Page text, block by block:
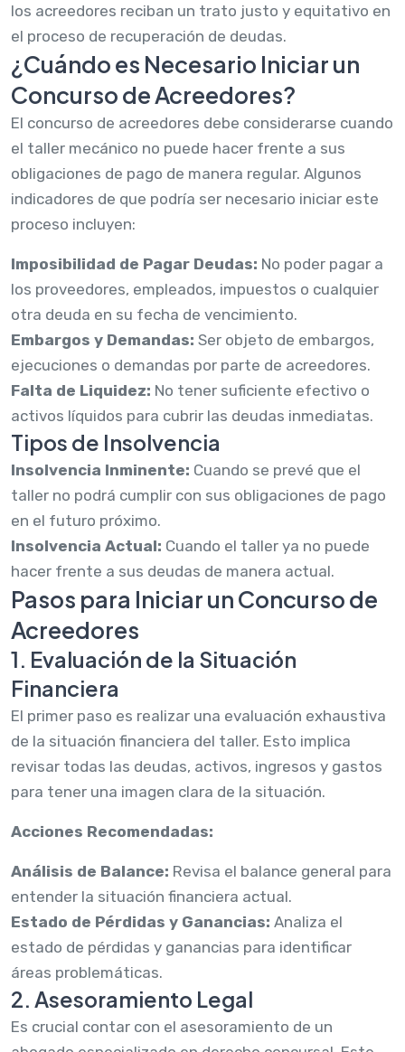
los acreedores reciban un trato justo y equitativo en
el proceso de recuperación de deudas.
¿Cuándo es Necesario Iniciar un
Concurso de Acreedores?
El concurso de acreedores debe considerarse cuando
el taller mecánico no puede hacer frente a sus
obligaciones de pago de manera regular. Algunos
indicadores de que podría ser necesario iniciar este
proceso incluyen:
Imposibilidad de Pagar Deudas: No poder pagar a
los proveedores, empleados, impuestos o cualquier
otra deuda en su fecha de vencimiento.
Embargos y Demandas: Ser objeto de embargos,
ejecuciones o demandas por parte de acreedores.
Falta de Liquidez: No tener suficiente efectivo o
activos líquidos para cubrir las deudas inmediatas.
Tipos de Insolvencia
Insolvencia Inminente: Cuando se prevé que el
taller no podrá cumplir con sus obligaciones de pago
en el futuro próximo.
Insolvencia Actual: Cuando el taller ya no puede
hacer frente a sus deudas de manera actual.
Pasos para Iniciar un Concurso de
Acreedores
1. Evaluación de la Situación
Financiera
El primer paso es realizar una evaluación exhaustiva
de la situación financiera del taller. Esto implica
revisar todas las deudas, activos, ingresos y gastos
para tener una imagen clara de la situación.
Acciones Recomendadas:
Análisis de Balance: Revisa el balance general para
entender la situación financiera actual.
Estado de Pérdidas y Ganancias: Analiza el
estado de pérdidas y ganancias para identificar
áreas problemáticas.
2. Asesoramiento Legal
Es crucial contar con el asesoramiento de un